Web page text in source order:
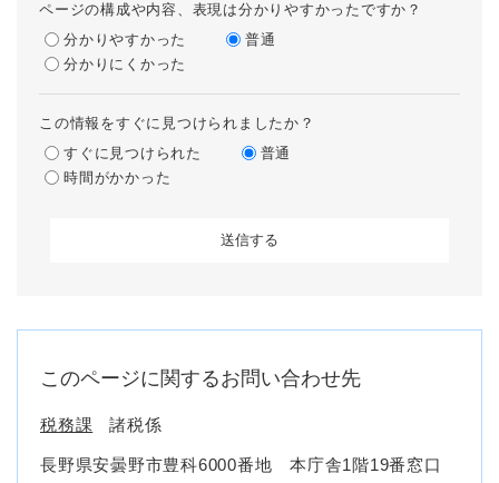
ページの構成や内容、表現は分かりやすかったですか？
分かりやすかった
普通
分かりにくかった
この情報をすぐに見つけられましたか？
すぐに見つけられた
普通
時間がかかった
このページに関するお問い合わせ先
税務課 諸税係
長野県安曇野市豊科6000番地 本庁舎1階19番窓口